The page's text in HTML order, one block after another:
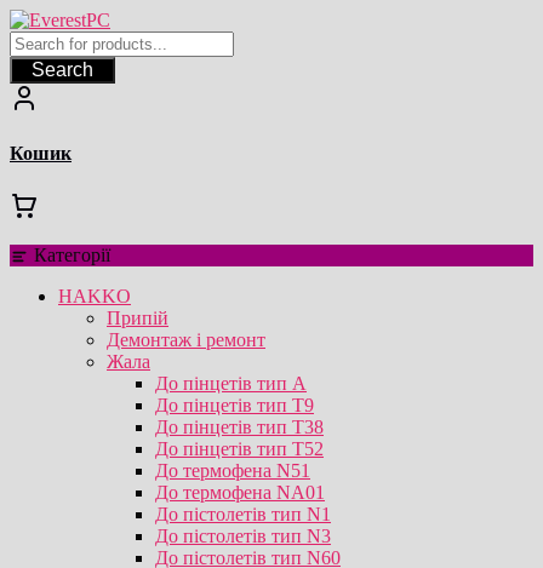
Перейти
до
вмісту
Search
Кошик
Категорії
HAKKO
Припій
Демонтаж і ремонт
Жала
До пінцетів тип А
До пінцетів тип T9
До пінцетів тип T38
До пінцетів тип T52
До термофена N51
До термофена NA01
До пістолетів тип N1
До пістолетів тип N3
До пістолетів тип N60